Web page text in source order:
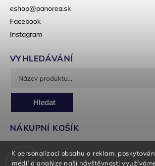
K personalizaci obsahu a reklam,
médií a analýze naší návštěvnosti
eshop@panorea.sk
Facebook
Instagram
VYHLEDÁVÁNÍ
Hledat
NÁKUPNÍ KOŠÍK
0ks /0 Kč